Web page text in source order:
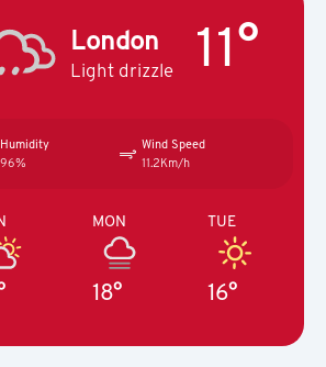
London
Light drizzle 11°
Humidity
96%
Wind Speed
11.2Km/h
MON
18°
TUE
16°